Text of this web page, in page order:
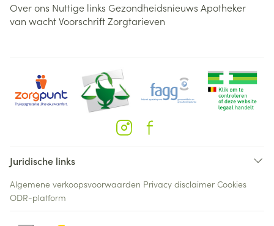
Over ons Nuttige links Gezondheidsnieuws Apotheker
van wachtVoorschriftZorgtarieven
Juridische links
Algemene verkoopsvoorwaarden Privacy disclaimer Cookies
ODR-platform